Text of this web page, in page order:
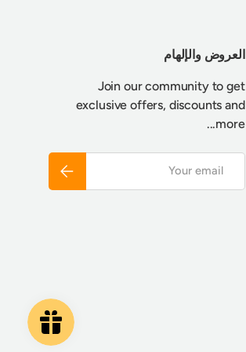
العروض والإلهام
Join our community to get
exclusive offers, discounts and
more...
Subscribe